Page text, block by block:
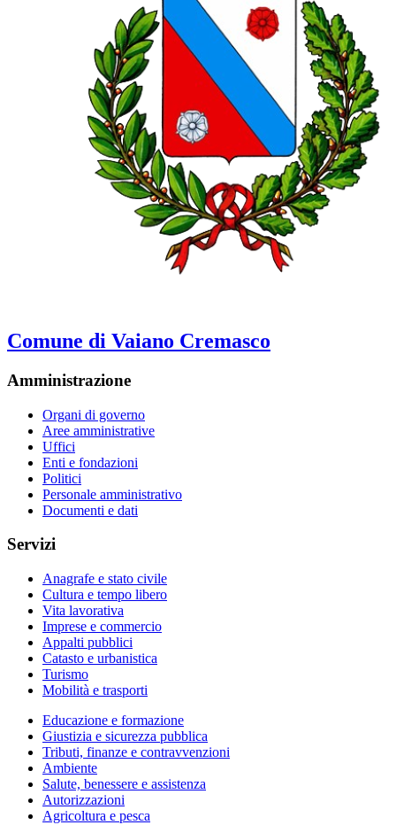
Comune di Vaiano Cremasco
Amministrazione
Organi di governo
Aree amministrative
Uffici
Enti e fondazioni
Politici
Personale amministrativo
Documenti e dati
Servizi
Anagrafe e stato civile
Cultura e tempo libero
Vita lavorativa
Imprese e commercio
Appalti pubblici
Catasto e urbanistica
Turismo
Mobilità e trasporti
Educazione e formazione
Giustizia e sicurezza pubblica
Tributi, finanze e contravvenzioni
Ambiente
Salute, benessere e assistenza
Autorizzazioni
Agricoltura e pesca